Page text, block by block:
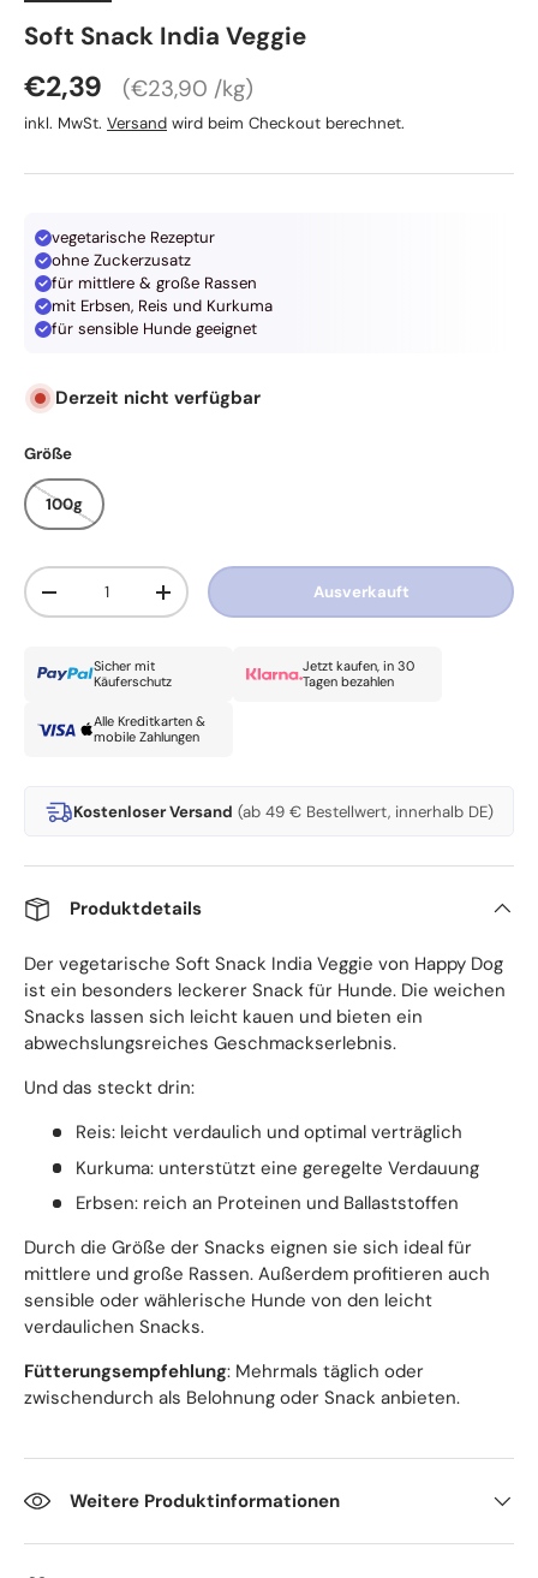
Happy Dog
Soft Snack India Veggie
Normaler Preis
€2,39 Grundpreis
€23,90 /kg
inkl. MwSt. Versand wird beim Checkout berechnet.
vegetarische Rezeptur
ohne Zuckerzusatz
für mittlere & große Rassen
mit Erbsen, Reis und Kurkuma
für sensible Hunde geeignet
Derzeit nicht verfügbar
Größe
100g
Anzahl
Menge verringernMenge erhöhen Ausverkauft
Sicher mit
Käuferschutz
Jetzt kaufen, in 30
Tagen bezahlen
Alle Kreditkarten &
mobile Zahlungen
Kostenloser Versand (ab 49 € Bestellwert, innerhalb DE)
Produktdetails
Der vegetarische Soft Snack India Veggie von Happy Dog
ist ein besonders leckerer Snack für Hunde. Die weichen
Snacks lassen sich leicht kauen und bieten ein
abwechslungsreiches Geschmackserlebnis.
Und das steckt drin:
Reis: leicht verdaulich und optimal verträglich
Kurkuma: unterstützt eine geregelte Verdauung
Erbsen: reich an Proteinen und Ballaststoffen
Durch die Größe der Snacks eignen sie sich ideal für
mittlere und große Rassen. Außerdem profitieren auch
sensible oder wählerische Hunde von den leicht
verdaulichen Snacks.
Fütterungsempfehlung: Mehrmals täglich oder
zwischendurch als Belohnung oder Snack anbieten.
Weitere Produktinformationen